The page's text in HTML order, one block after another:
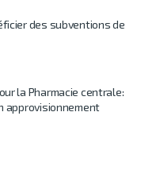
des subventions de
la Pharmacie centrale:
approvisionnement